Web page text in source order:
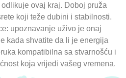
ovaj kraj. Doboj pruža
koji teže dubini i stabilnosti.
upoznavanje uživo je onaj
kada shvatite da li je energija
kompatibilna sa stvarnošću i
koja vrijedi vašeg vremena.